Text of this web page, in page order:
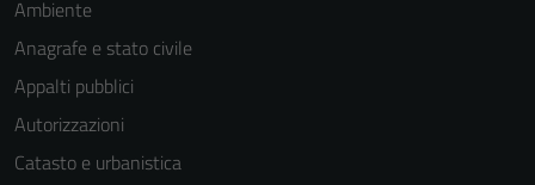
Ambiente
Anagrafe e stato civile
Appalti pubblici
Autorizzazioni
Catasto e urbanistica